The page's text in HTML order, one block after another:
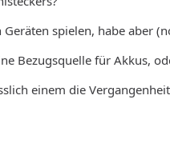
spielen, habe aber
Bezugsquelle für Akkus,
einem die